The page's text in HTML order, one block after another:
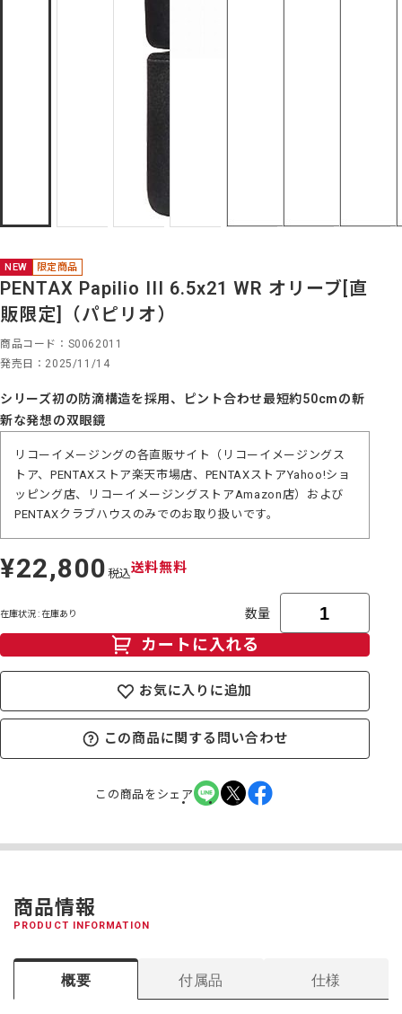
NEW 限定商品
PENTAX Papilio III 6.5x21 WR オリーブ[直
販限定]（パピリオ）
商品コード
S0062011
発売日
2025/11/14
シリーズ初の防滴構造を採用、ピント合わせ最短約50cmの斬
新な発想の双眼鏡
リコーイメージングの各直販サイト（リコーイメージングス
トア、PENTAXストア楽天市場店、PENTAXストアYahoo!ショ
ッピング店、リコーイメージングストアAmazon店）および
PENTAXクラブハウスのみでのお取り扱いです。
定
価
¥22,800 税込送料無料
在庫状況 : 在庫あり 数量
カートに入れる
お気に入りに追加
この商品に関する問い合わせ
この商品をシェア
商品情報
PRODUCT INFORMATION
概要 付属品 仕様